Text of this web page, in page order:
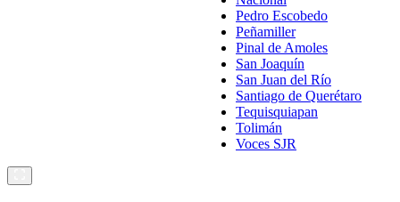
Pedro Escobedo
Peñamiller
Pinal de Amoles
San Joaquín
San Juan del Río
Santiago de Querétaro
Tequisquiapan
Tolimán
Voces SJR